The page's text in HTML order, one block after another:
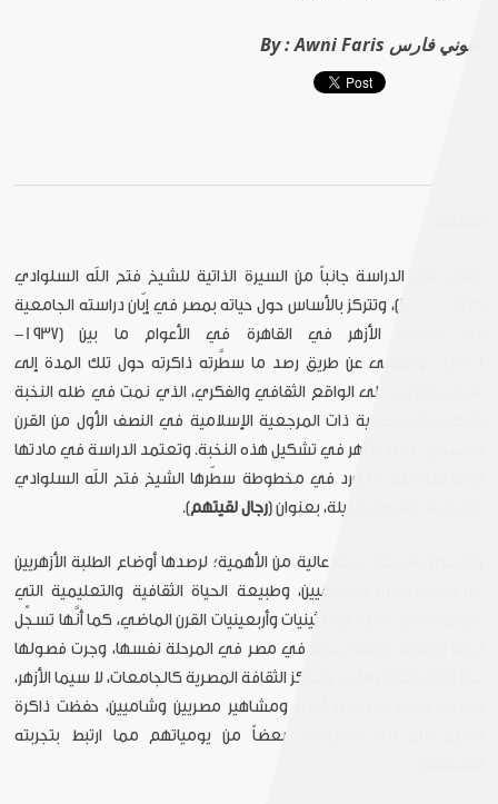
By : Awni Faris عوني فارس
تتناول هذه الدراسة جانباً من السيرة الذاتية للشيخ فتح الله السلوادي
في إبّان دراسته الجامعية
في جامعة الأزهر في القاهرة في الأعوام ما بين (1937-
1946)، وتسعى عن طريق رصد ما سطَّرته ذاكرته حول تلك المدة إلى
تسليط الضوء على الواقع الثقافي والفكري، الذي نمت في ظله النخبة
الفكرية الفلسطينية ذات المرجعية الإسلامية في النصف الأول من القرن
العشرين، ودور الأزهر في تشكيل هذه النخبة. وتعتمد الدراسة في مادتها
الأساسية على ما ورد في مخطوطة سطّرها الشيخ فتح الله السلوادي
قبل رحيله بسنوات قليلة، بعنوان (رجاللقيتهم).
والمخطوطة على درجة عالية من الأهمية؛ لرصدها أوضاع الطلبة الأزهريين
من الفلسطينيين والشاميين، وطبيعة الحياة الثقافية والتعليمية التي
عايشوها في مصر في ثلاثينيات وأربعينيات القرن الماضي، كما أنَّها تسجِّل
أحداثاً ووقائع تاريخية حدثت في مصر في المرحلة نفسها، وجرت فصولها
في أحضان الفكر والأدب ومراكز الثقافة المصرية كالجامعات، لا سيما الأزهر،
وتضيف جديداً في سير أعلام ومشاهير مصريين وشاميين، حفظت ذاكرة
الشيخ فتح الله السلوادي بعضاً من يومياتهم مما ارتبط بتجربته